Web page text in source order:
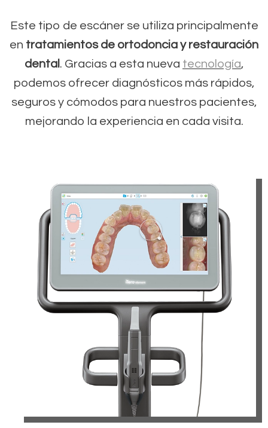
Este tipo de escáner se utiliza principalmente
en tratamientos de ortodoncia y restauración
dental . Gracias a esta nueva tecnología,
podemos ofrecer diagnósticos más rápidos,
seguros y cómodos para nuestros pacientes,
mejorando la experiencia en cada visita.